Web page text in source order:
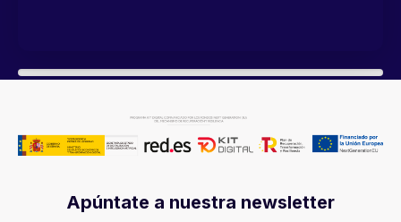
Apúntate a nuestra newsletter